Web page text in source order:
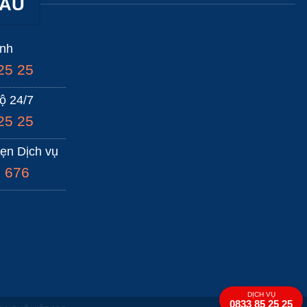
25
24/7
25
Dịch vụ
676
DỊCH VỤ
0833 85 25 25